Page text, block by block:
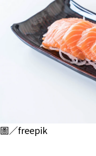
圖／freepik